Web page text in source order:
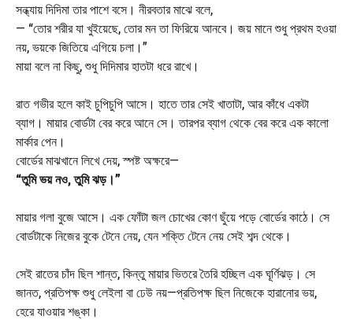
সন্ধ্যায় দিদিমা তার পাশে বসে। নীরবতার মাঝে বলে,
— “তোর শরীর যা খুইয়েছে, তোর মন তা ফিরিয়ে আনবে। জয় মানে শুধু প্রথম হওয়া
নয়, ভয়কে জিতিয়ে এগিয়ে চলা।”
মায়া বলে না কিছু, শুধু দিদিমার হাতটা ধরে রাখে।
রাত গভীর হলে কাই চুপিচুপি আসে। হাতে তার সেই খাতাটা, আর কাঁধে একটা
ব্যাগ। মায়ার বোর্ডটা বের করে আনে সে। তারপর ব্যাগ থেকে বের করে এক কালো
মার্কার পেন।
বোর্ডের মাঝখানে লিখে দেয়, স্পষ্ট অক্ষরে—
“তুমি ভয় নও, তুমি ঝড়।”
মায়ার গলা বুজে আসে। এক ফোঁটা জল চোখের কোণ ছুঁয়ে পড়ে বোর্ডের কাঠে। সে
বোর্ডটাকে নিজের বুকে টেনে নেয়, যেন শক্তি টেনে নেয় সেই শব্দ থেকে।
সেই রাতের চাঁদ ছিল শান্ত, কিন্তু মায়ার ভিতরে তৈরি হচ্ছিল এক ঘূর্ণিঝড়। সে
জানত, প্রতিপক্ষ শুধু লেইলা বা ঢেউ নয়—প্রতিপক্ষ ছিল নিজেকে হারানোর ভয়,
হেরে যাওয়ার শঙ্কা।